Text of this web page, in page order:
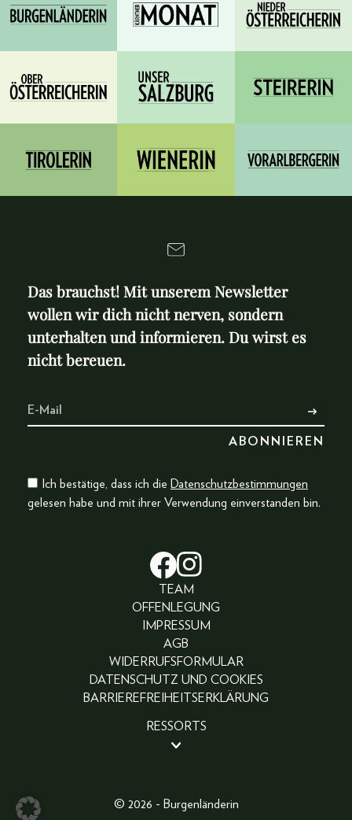
Das brauchst! Mit unserem Newsletter
wollen wir dich nicht nerven, sondern
unterhalten und informieren. Du wirst es
nicht bereuen.
Ich bestätige, dass ich die Datenschutzbestimmungen
gelesen habe und mit ihrer Verwendung einverstanden bin.
TEAM
OFFENLEGUNG
IMPRESSUM
AGB
WIDERRUFSFORMULAR
DATENSCHUTZ UND COOKIES
BARRIEREFREIHEITSERKLÄRUNG
RESSORTS
FASHION
© 2026 - Burgenländerin